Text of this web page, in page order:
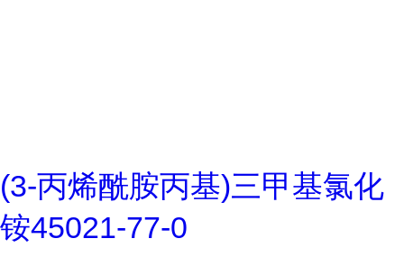
(3-丙烯酰胺丙基)三甲基氯化
铵45021-77-0